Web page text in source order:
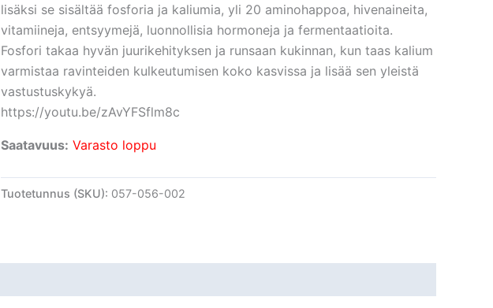
lisäksi se sisältää fosforia ja kaliumia, yli 20 aminohappoa, hivenaineita,
vitamiineja, entsyymejä, luonnollisia hormoneja ja fermentaatioita.
Fosfori takaa hyvän juurikehityksen ja runsaan kukinnan, kun taas kalium
varmistaa ravinteiden kulkeutumisen koko kasvissa ja lisää sen yleistä
vastustuskykyä.
https://youtu.be/zAvYFSflm8c
Saatavuus: Varasto loppu
Tuotetunnus (SKU): 057-056-002